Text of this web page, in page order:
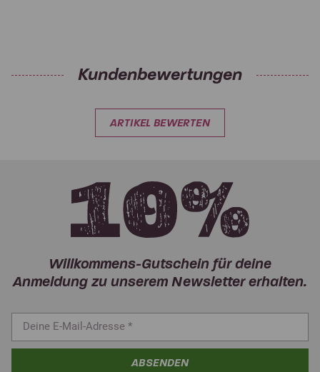
Kundenbewertungen
ARTIKEL BEWERTEN
Willkommens-Gutschein für deine
Anmeldung zu unserem Newsletter erhalten.
ABSENDEN